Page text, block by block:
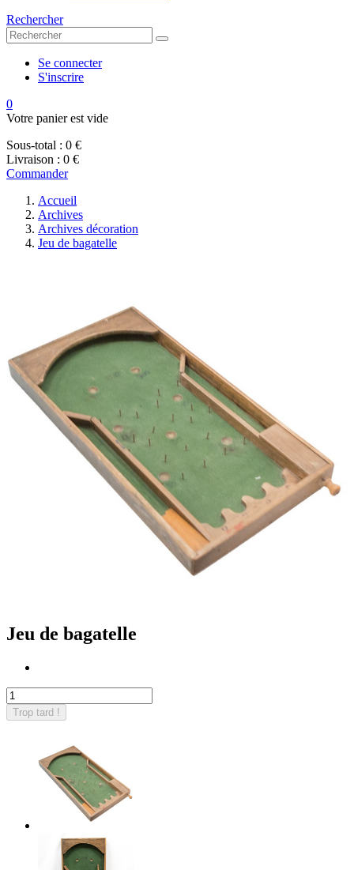
Rechercher
Se connecter
S'inscrire
0
Votre panier est vide
Sous-total : 0 €
Livraison : 0 €
Commander
Accueil
Archives
Archives décoration
Jeu de bagatelle
Jeu de bagatelle
Trop tard !